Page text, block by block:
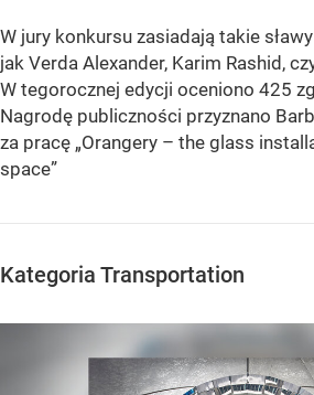
W jury konkursu zasiadają takie
jak Verda Alexander, Karim Rashid,
W tegorocznej edycji oceniono 425
Nagrodę publiczności przyznano
za pracę „Orangery – the glass
space”
Kategoria Transportation